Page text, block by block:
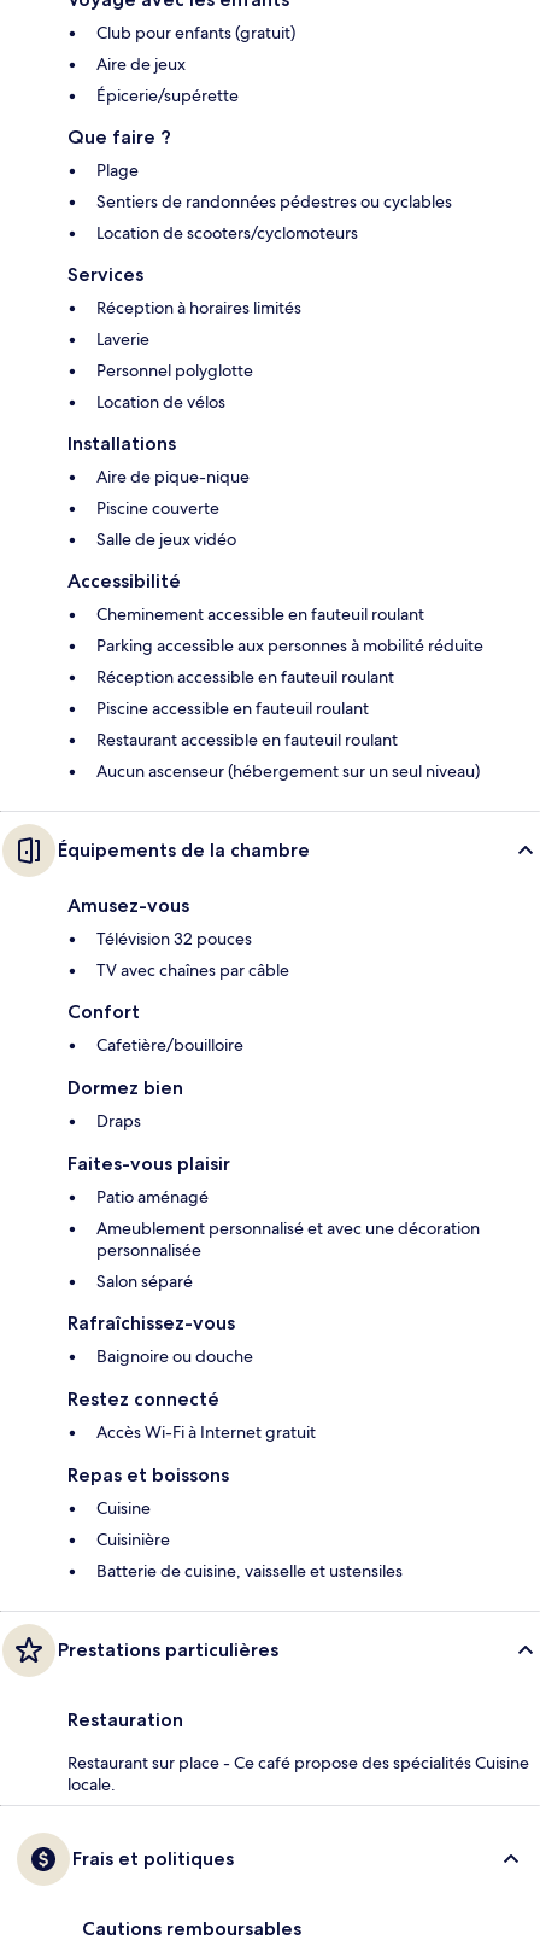
Club pour enfants (gratuit)
Aire de jeux
Épicerie/supérette
Que faire ?
Plage
Sentiers de randonnées pédestres ou cyclables
Location de scooters/cyclomoteurs
Services
Réception à horaires limités
Laverie
Personnel polyglotte
Location de vélos
Installations
Aire de pique-nique
Piscine couverte
Salle de jeux vidéo
Accessibilité
Cheminement accessible en fauteuil roulant
Parking accessible aux personnes à mobilité réduite
Réception accessible en fauteuil roulant
Piscine accessible en fauteuil roulant
Restaurant accessible en fauteuil roulant
Aucun ascenseur (hébergement sur un seul niveau)
Équipements de la chambre
Amusez-vous
Télévision 32 pouces
TV avec chaînes par câble
Confort
Cafetière/bouilloire
Dormez bien
Draps
Faites-vous plaisir
Patio aménagé
Ameublement personnalisé et avec une décoration
personnalisée
Salon séparé
Rafraîchissez-vous
Baignoire ou douche
Restez connecté
Accès Wi-Fi à Internet gratuit
Repas et boissons
Cuisine
Cuisinière
Batterie de cuisine, vaisselle et ustensiles
Prestations particulières
Restauration
Restaurant sur place - Ce café propose des spécialités Cuisine
locale.
Frais et politiques
Cautions remboursables